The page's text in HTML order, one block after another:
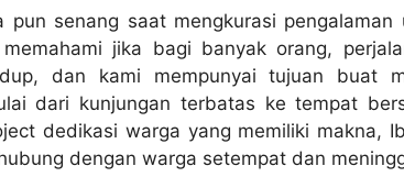
pun senang saat mengkurasi pengalaman
jika bagi banyak orang,
dan kami mempunyai tujuan buat
dari kunjungan terbatas ke tempat
dedikasi warga yang memiliki makna,
dengan warga setempat dan